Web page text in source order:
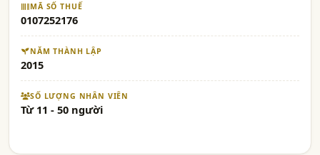
MÃ SỐ THUẾ
0107252176
NĂM THÀNH LẬP
2015
SỐ LƯỢNG NHÂN VIÊN
Từ 11 - 50 người